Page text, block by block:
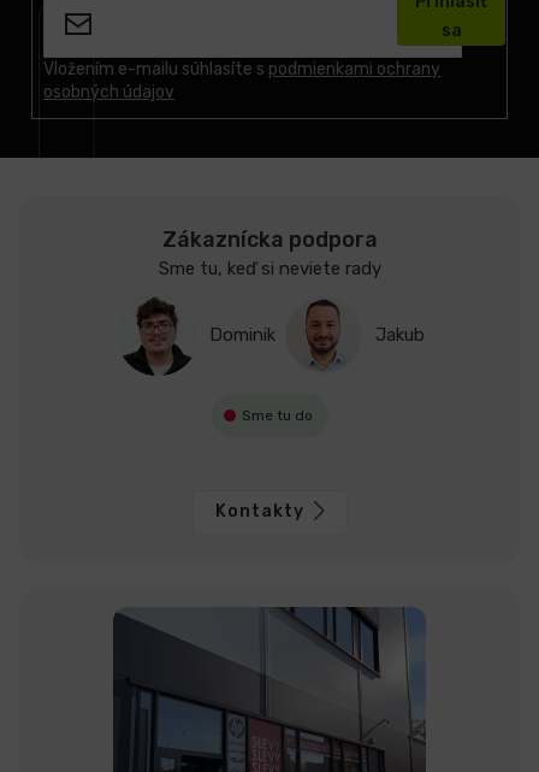
Vložením e-mailu súhlasíte s podmienkami ochrany
osobných údajov
sa
Zákaznícka podpora
Sme tu, keď si neviete rady
Dominik Jakub
Sme tu do
Kontakty